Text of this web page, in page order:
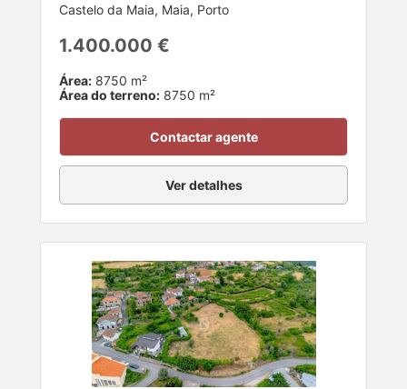
Castelo da Maia, Maia, Porto
1.400.000 €
Área: 8750 m²
Área do terreno: 8750 m²
Contactar agente
Ver detalhes